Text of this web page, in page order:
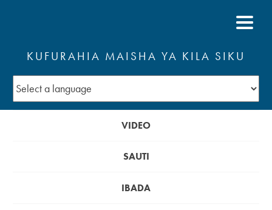
KUFURAHIA MAISHA YA KILA SIKU
VIDEO
SAUTI
IBADA